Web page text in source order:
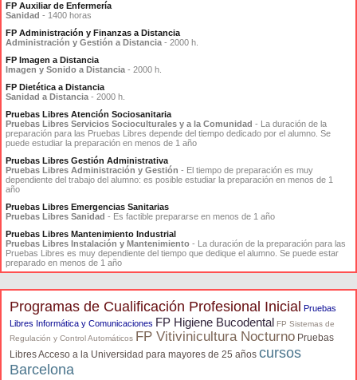
FP Auxiliar de Enfermería
Sanidad - 1400 horas
FP Administración y Finanzas a Distancia
Administración y Gestión a Distancia - 2000 h.
FP Imagen a Distancia
Imagen y Sonido a Distancia - 2000 h.
FP Dietética a Distancia
Sanidad a Distancia - 2000 h.
Pruebas Libres Atención Sociosanitaria
Pruebas Libres Servicios Socioculturales y a la Comunidad - La duración de la
preparación para las Pruebas Libres depende del tiempo dedicado por el alumno. Se
puede estudiar la preparación en menos de 1 año
Pruebas Libres Gestión Administrativa
Pruebas Libres Administración y Gestión - El tiempo de preparación es muy
dependiente del trabajo del alumno: es posible estudiar la preparación en menos de 1
año
Pruebas Libres Emergencias Sanitarias
Pruebas Libres Sanidad - Es factible prepararse en menos de 1 año
Pruebas Libres Mantenimiento Industrial
Pruebas Libres Instalación y Mantenimiento - La duración de la preparación para las
Pruebas Libres es muy dependiente del tiempo que dedique el alumno. Se puede estar
preparado en menos de 1 año
Programas de Cualificación Profesional Inicial Pruebas
Libres Informática y Comunicaciones FP Higiene Bucodental FP Sistemas de
Regulación y Control Automáticos FP Vitivinicultura Nocturno Pruebas
Libres Acceso a la Universidad para mayores de 25 años cursos
Barcelona